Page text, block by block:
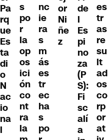
Pa
rq
ue
Es
ta
di
o
N
ac
io
na
l
s
po
r
la
op
os
ici
ón
co
nt
ra
la
nc
ie
ra
s
m
ás
es
tr
ec
ha
s
po
or
Ni
ñe
z
de
l
Es
pi
no
za
(P
S):
Fi
sc
alí
a
es
tr
as
re
su
lt
ad
os
co
rp
or
at